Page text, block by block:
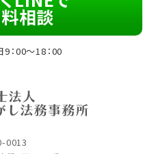
相談
：00～18：00
0013